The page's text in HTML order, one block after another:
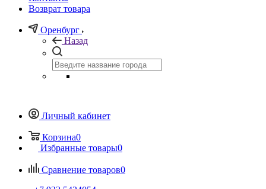
Возврат товара
Оренбург
Назад
Личный кабинет
Корзина0
Избранные товары0
Сравнение товаров0